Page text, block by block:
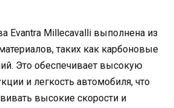
Evantra Millecavalli выполнена из
таких как карбоновые
Это обеспечивает высокую
и легкость автомобиля, что
высокие скорости и